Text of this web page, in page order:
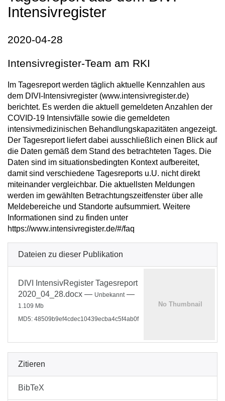
Intensivregister
2020-04-28
Intensivregister-Team am RKI
Im Tagesreport werden täglich aktuelle Kennzahlen aus
dem DIVI-Intensivregister (www.intensivregister.de)
berichtet. Es werden die aktuell gemeldeten Anzahlen der
COVID-19 Intensivfälle sowie die gemeldeten
intensivmedizinischen Behandlungskapazitäten angezeigt.
Der Tagesreport liefert dabei ausschließlich einen Blick auf
die Daten gemäß dem Stand des betrachteten Tages. Die
Daten sind im situationsbedingten Kontext aufbereitet,
damit sind verschiedene Tagesreports u.U. nicht direkt
miteinander vergleichbar. Die aktuellsten Meldungen
werden im gewählten Betrachtungszeitfenster über alle
Meldebereiche und Standorte aufsummiert. Weitere
Informationen sind zu finden unter
https://www.intensivregister.de/#/faq
Dateien zu dieser Publikation
DIVI IntensivRegister Tagesreport
2020_04_28.docx — Unbekannt —
1.109 Mb
MD5: 48509b9ef4cdec10439ecba4c5f4ab0f
Zitieren
BibTeX